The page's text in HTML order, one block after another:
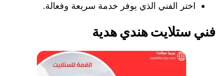
اختر الفني الذي يوفر خدمة سريعة وفعالة.
فني ستلايت هندي هدية